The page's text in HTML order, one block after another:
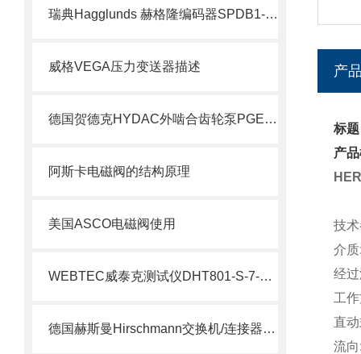
瑞典Hagglunds 赫格隆编码器SPDB1-1000-BT介绍
威格VEGA压力变送器描述
德国贺德克HYDAC外啮合齿轮泵PGE100系列科普
阿斯卡电磁阀的结构原理
美国ASCO电磁阀使用
WEBTEC威泰克测试仪DHT801-S-7-L介绍
德国赫斯曼Hirschmann交换机/连接器介绍
产
标
产
技
介
经
工
直
流